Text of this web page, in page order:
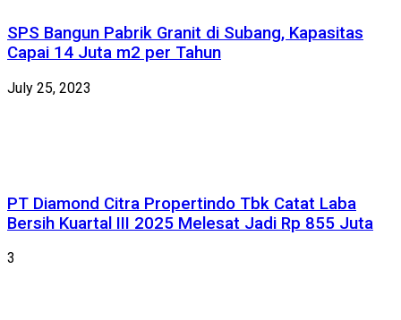
SPS Bangun Pabrik Granit di Subang, Kapasitas
Capai 14 Juta m2 per Tahun
July 25, 2023
PT Diamond Citra Propertindo Tbk Catat Laba
Bersih Kuartal III 2025 Melesat Jadi Rp 855 Juta
3